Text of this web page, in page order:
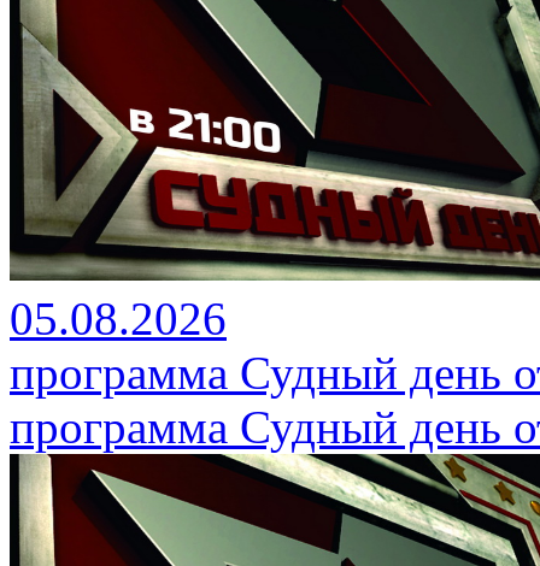
05.08.2026
программа Судный день
программа Судный день